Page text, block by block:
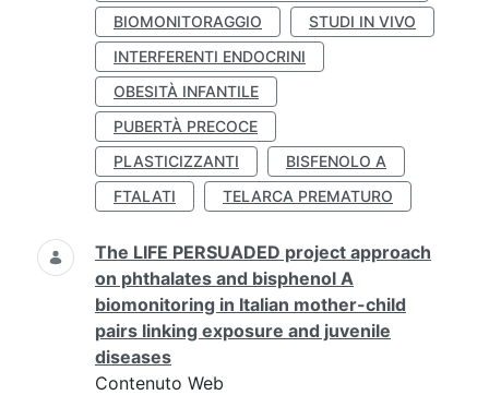
BIOMONITORAGGIO
STUDI IN VIVO
INTERFERENTI ENDOCRINI
OBESITÀ INFANTILE
PUBERTÀ PRECOCE
PLASTICIZZANTI
BISFENOLO A
FTALATI
TELARCA PREMATURO
The LIFE PERSUADED project approach
on phthalates and bisphenol A
biomonitoring in Italian mother-child
pairs linking exposure and juvenile
diseases
Contenuto Web